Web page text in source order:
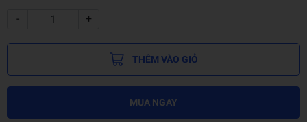
- +
THÊM VÀO GIỎ
MUA NGAY